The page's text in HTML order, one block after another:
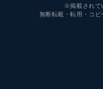
※掲載されて
無断転載・転用・コピ